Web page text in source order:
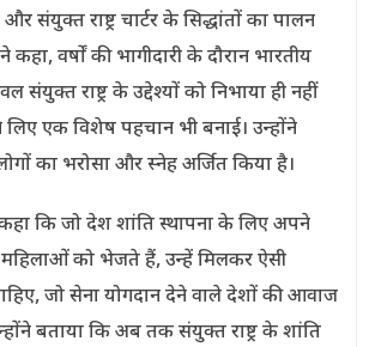
संयुक्त राष्ट्र चार्टर के सिद्धांतों का पालन
ने कहा, वर्षों की भागीदारी के दौरान भारतीय
संयुक्त राष्ट्र के उद्देश्यों को निभाया ही नहीं
एक विशेष पहचान भी बनाई। उन्होंने
लोगों का भरोसा और स्नेह अर्जित किया है।
कहा कि जो देश शांति स्थापना के लिए अपने
को भेजते हैं, उन्हें मिलकर ऐसी
जो सेना योगदान देने वाले देशों की आवाज
बताया कि अब तक संयुक्त राष्ट्र के शांति